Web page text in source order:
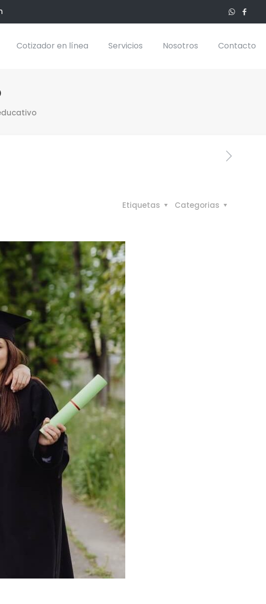
Cotizador en línea Servicios Nosotros Contacto
Categorias
Etiquetas